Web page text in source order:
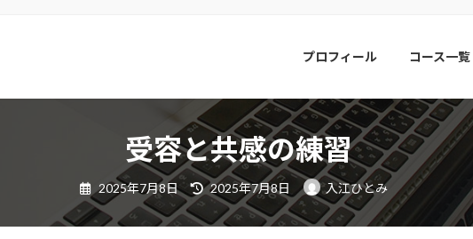
プロフィール コース一覧
受容と共感の練習
2025年7月8日
最
終
更
新
日
2025年7月8日 入江ひとみ